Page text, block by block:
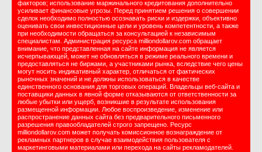
факторов; использование маржинального кредитования дополнительно
усиливает финансовые угрозы. Перед принятием решения о совершении
сделок необходимо полностью осознавать риски и издержки, объективно
оценивать свои инвестиционные цели и уровень компетентности, а также
при необходимости обращаться за консультацией к независимым
специалистам. Администрация ресурса milliondollarov.com обращает
внимание, что представленная на сайте информация не является
исчерпывающей, может не обновляться в режиме реального времени и
предоставляться не биржами, а участниками рынка, вследствие чего цены
могут носить индикативный характер, отличаться от фактических
рыночных значений и не должны использоваться в качестве
единственного основания для торговых операций. Владельцы веб-сайта и
поставщики данных в явной форме отказываются от ответственности за
любые убытки или ущерб, возникшие в результате использования
размещенной информации. Любое воспроизведение, изменение или
распространение данных сайта без предварительного письменного
разрешения правообладателей строго запрещено. Ресурс
milliondollarov.com может получать комиссионное вознаграждение от
рекламных партнеров в случае взаимодействия пользователя с
маркетинговыми материалами или перехода на сайты рекламодателей.